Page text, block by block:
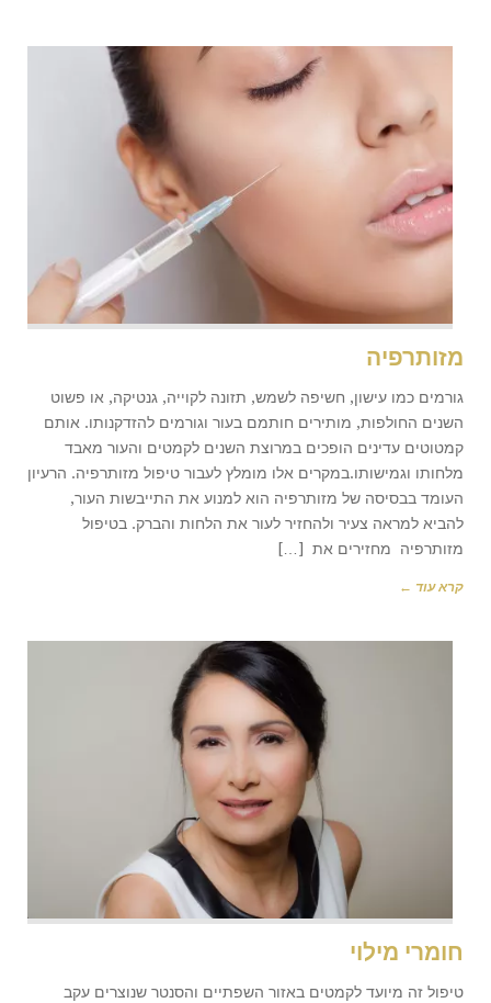
מזותרפיה
גורמים כמו עישון, חשיפה לשמש, תזונה לקוייה, גנטיקה, או פשוט
השנים החולפות, מותירים חותמם בעור וגורמים להזדקנותו. אותם
קמטוטים עדינים הופכים במרוצת השנים לקמטים והעור מאבד
מלחותו וגמישותו.במקרים אלו מומלץ לעבור טיפול מזותרפיה. הרעיון
העומד בבסיסה של מזותרפיה הוא למנוע את התייבשות העור,
להביא למראה צעיר ולהחזיר לעור את הלחות והברק. בטיפול
מזותרפיה מחזירים את […]
קרא עוד ←
חומרי מילוי
טיפול זה מיועד לקמטים באזור השפתיים והסנטר שנוצרים עקב